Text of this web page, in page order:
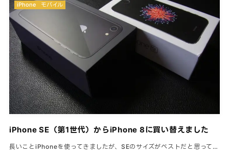
iPhone SE（第1世代）からiPhone 8に買い替えました
長いことiPhoneを使ってきましたが、SEのサイズがベストだと思って…
iPhone モバイル